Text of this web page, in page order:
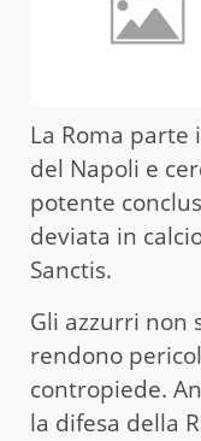
La Roma
del Napoli e
potente
deviata in
Sanctis.
Gli azzurri non
rendono
contropiede.
la difesa della